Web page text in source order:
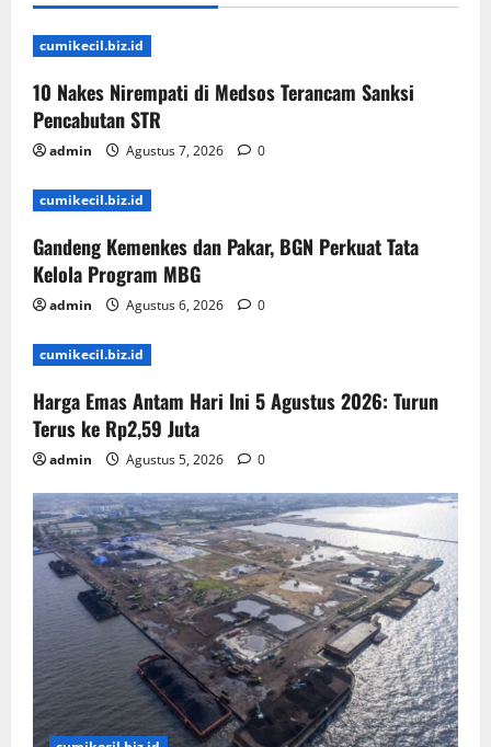
cumikecil.biz.id
10 Nakes Nirempati di Medsos Terancam Sanksi
Pencabutan STR
admin Agustus 7, 2026 0
cumikecil.biz.id
Gandeng Kemenkes dan Pakar, BGN Perkuat Tata
Kelola Program MBG
admin Agustus 6, 2026 0
cumikecil.biz.id
Harga Emas Antam Hari Ini 5 Agustus 2026: Turun
Terus ke Rp2,59 Juta
admin Agustus 5, 2026 0